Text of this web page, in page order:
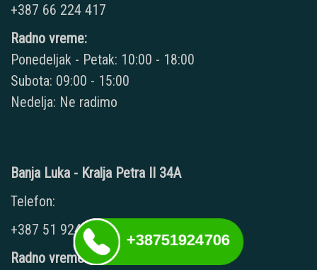
+387 66 224 417
Radno vreme:
Ponedeljak - Petak: 10:00 - 18:00
Subota: 09:00 - 15:00
Nedelja: Ne radimo
Banja Luka - Kralja Petra II 34A
Telefon:
+387 51 924 706
Radno vreme:
+38751924706